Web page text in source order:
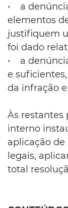
• a
elementos
justifiquem
foi dado
• a
e
da infração
Às restantes
interno
aplicação
legais,
total